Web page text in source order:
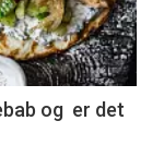
og er det